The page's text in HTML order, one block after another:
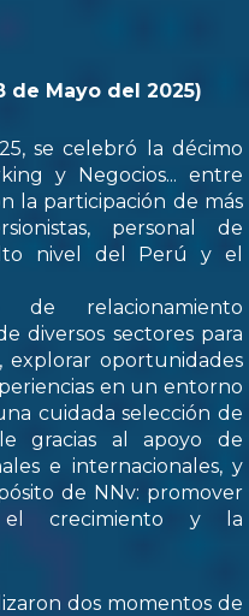
de Mayo del 2025)
se celebró la décimo
y Negocios... entre
la participación de más
personal de
nivel del Perú y el
de relacionamiento
diversos sectores para
explorar oportunidades
en un entorno
cuidada selección de
gracias al apoyo de
e internacionales, y
de NNv: promover
el crecimiento y la
dos momentos de